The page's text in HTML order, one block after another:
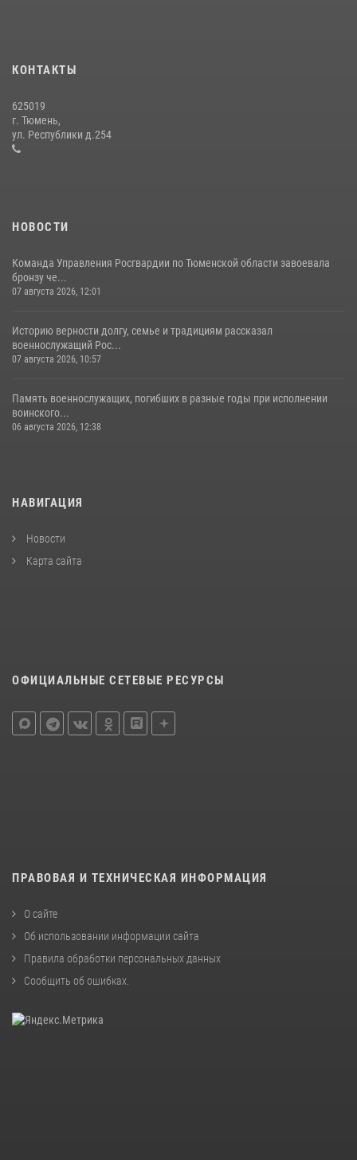
Сотрудники тюменского СОБР "Сова" отработали навыки
десантирования на Урале
16 июля 2026, 10:42
КОНТАКТЫ
625019
г. Тюмень,
ул. Республики д.254
НОВОСТИ
Команда Управления Росгвардии по Тюменской области завоевала
бронзу че...
07 августа 2026, 12:01
Историю верности долгу, семье и традициям рассказал
военнослужащий Рос...
07 августа 2026, 10:57
Память военнослужащих, погибших в разные годы при исполнении
воинского...
06 августа 2026, 12:38
НАВИГАЦИЯ
Новости
Карта сайта
ОФИЦИАЛЬНЫЕ СЕТЕВЫЕ РЕСУРСЫ
ПРАВОВАЯ И ТЕХНИЧЕСКАЯ ИНФОРМАЦИЯ
О сайте
Об использовании информации сайта
Правила обработки персональных данных
Сообщить об ошибках